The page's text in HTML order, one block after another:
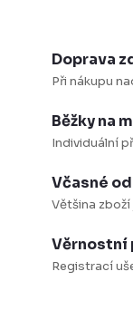
Doprava
Při nákupu
Běžky na
Individuální
Včasné
Většina
Věrnostní
Registrací